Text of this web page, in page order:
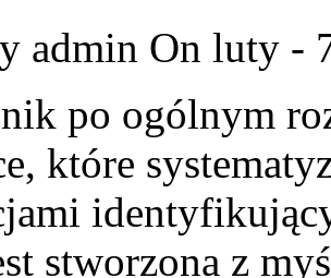
admin On luty -
po ogólnym
które
stworzona z